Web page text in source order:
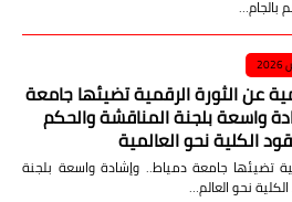
بالجام…
عن الثورة الرقمية تضيئها جامعة
واسعة بلجنة المناقشة والحكم
الكلية نحو العالمية
تضيئها جامعة دمياط.. وإشادة واسعة بلجنة
نحو العالم…